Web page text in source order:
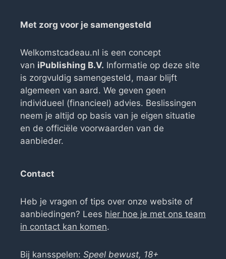
Met zorg voor je samengesteld
Welkomstcadeau.nl is een concept
van iPublishing B.V. Informatie op deze site
is zorgvuldig samengesteld, maar blijft
algemeen van aard. We geven geen
individueel (financieel) advies. Beslissingen
neem je altijd op basis van je eigen situatie
en de officiële voorwaarden van de
aanbieder.
Contact
Heb je vragen of tips over onze website of
aanbiedingen? Lees hier hoe je met ons team
in contact kan komen.
Bij kansspelen: Speel bewust, 18+